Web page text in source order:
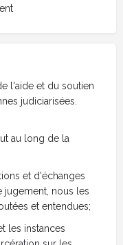
l'aide et du soutien
judiciarisées.
au long de la
et d'échanges
jugement, nous les
et entendues;
les instances